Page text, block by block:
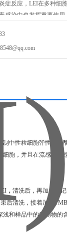
症反应，LEI在多种细
感染中也发挥重要作用。
中性粒细胞弹性蛋白
胞，并且在流感病毒
， 清洗后，再加入标
后清洗，接着加入
和样品中的待测物的